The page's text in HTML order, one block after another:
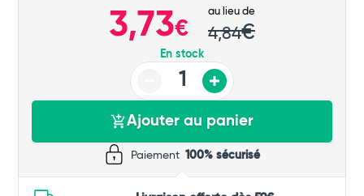
3,73€
au lieu de
4,84€
En stock
Ajouter au panier
Paiement 100% sécurisé